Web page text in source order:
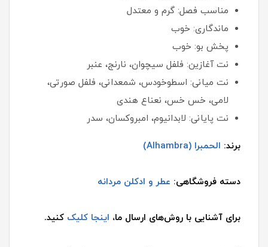
مناسب فصل: گرم و معتدل
ماندگاری: خوب
پخش بو: خوب
نت آغازین: فلفل سیچوان، نارنج، عنبر
نت میانی: اسطوخودس، شمعدانی، فلفل صورتی،
لامی، خس خس، نعناع هندی
نت پایانی: لابدانیوم، امبروکسان، سدر
برند: الحمبرا (Alhambra)
دسته فروشگاهی: عطر و ادکلن مردانه
برای آشنایی با روش‌های ارسال ما، اینجا کلیک کنید.